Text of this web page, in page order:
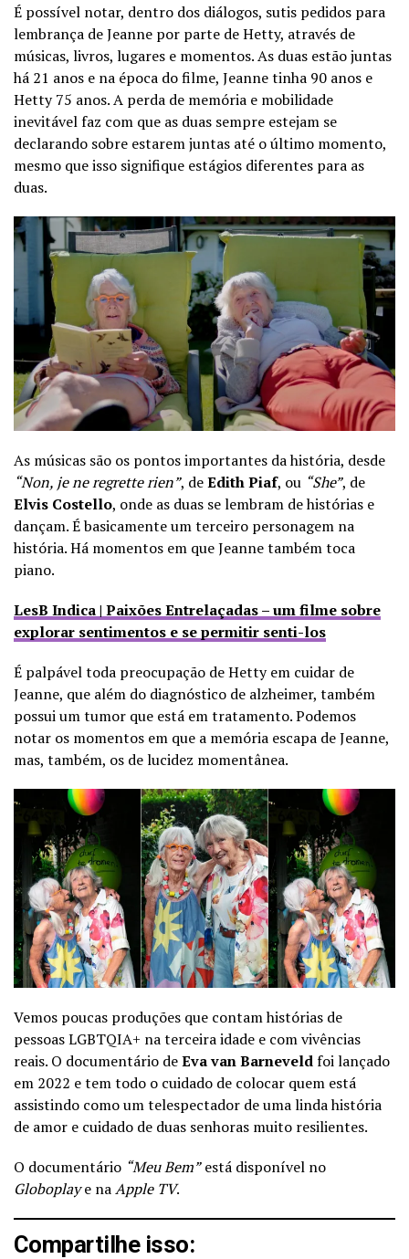
É possível notar, dentro dos diálogos, sutis pedidos para
lembrança de Jeanne por parte de Hetty, através de
músicas, livros, lugares e momentos. As duas estão juntas
há 21 anos e na época do filme, Jeanne tinha 90 anos e
Hetty 75 anos. A perda de memória e mobilidade
inevitável faz com que as duas sempre estejam se
declarando sobre estarem juntas até o último momento,
mesmo que isso signifique estágios diferentes para as
duas.
As músicas são os pontos importantes da história, desde
“Non, je ne regrette rien”, deEdith Piaf, ou “She”, de
Elvis Costello, onde as duas se lembram de histórias e
dançam. É basicamente um terceiro personagem na
história. Há momentos em que Jeanne também toca
piano.
LesB Indica | Paixões Entrelaçadas – um filme sobre
explorar sentimentos e se permitir senti-los
É palpável toda preocupação de Hetty em cuidar de
Jeanne, que além do diagnóstico de alzheimer, também
possui um tumor que está em tratamento. Podemos
notar os momentos em que a memória escapa de Jeanne,
mas, também, os de lucidez momentânea.
Vemos poucas produções que contam histórias de
pessoas LGBTQIA+ na terceira idade e com vivências
reais. O documentário deEva van Barneveldfoi lançado
em 2022 e tem todo o cuidado de colocar quem está
assistindo como um telespectador de uma linda história
de amor e cuidado de duas senhoras muito resilientes.
O documentário “Meu Bem”está disponível no
Globoplaye naApple TV.
Compartilhe isso: